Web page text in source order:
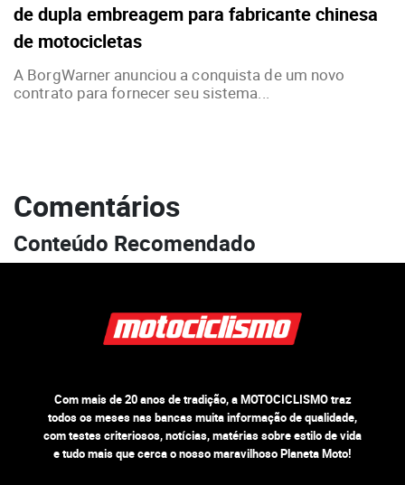
de dupla embreagem para fabricante chinesa
de motocicletas
A BorgWarner anunciou a conquista de um novo
contrato para fornecer seu sistema...
Comentários
Conteúdo Recomendado
Com mais de 20 anos de tradição, a MOTOCICLISMO traz
todos os meses nas bancas muita informação de qualidade,
com testes criteriosos, notícias, matérias sobre estilo de vida
e tudo mais que cerca o nosso maravilhoso Planeta Moto!